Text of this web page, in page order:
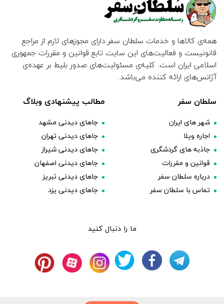
همه‌ی کالاها و خدمات سلطان سفر دارای مجوزهای لازم از مراجع
قانونیست و فعالیت‌های این سایت تابع قوانین و مقررات جمهوری
اسلامی ایران است. کلیه‌ی مسئولیت‌های صدور بلیط بر عهده‌ی
آژانس‌های ارائه کننده می‌باشد.
سلطان سفر
شهر های ایران
اجاره ویلا
جاذبه های گردشگری
قوانین و مقررات
درباره سلطان سفر
تماس با سلطان سفر
مطالب پیشنهادی وبلاگ
جاهای دیدنی مشهد
جاهای دیدنی تهران
جاهای دیدنی شیراز
جاهای دیدنی اصفهان
جاهای دیدنی تبریز
جاهای دیدنی یزد
ما را دنبال کنید